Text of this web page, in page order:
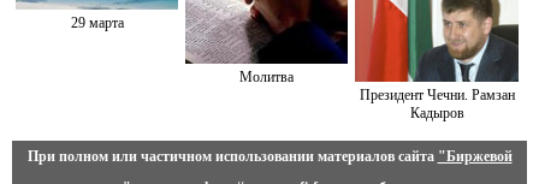
29 марта
Молитва
Президент Чечни. Рамзан
Кадыров
При полном или частичном использовании материалов сайта "Биржевой